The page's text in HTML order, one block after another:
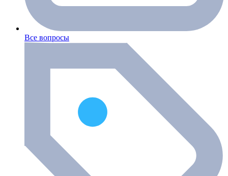
Все вопросы